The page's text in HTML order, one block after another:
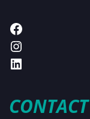
CONTACT